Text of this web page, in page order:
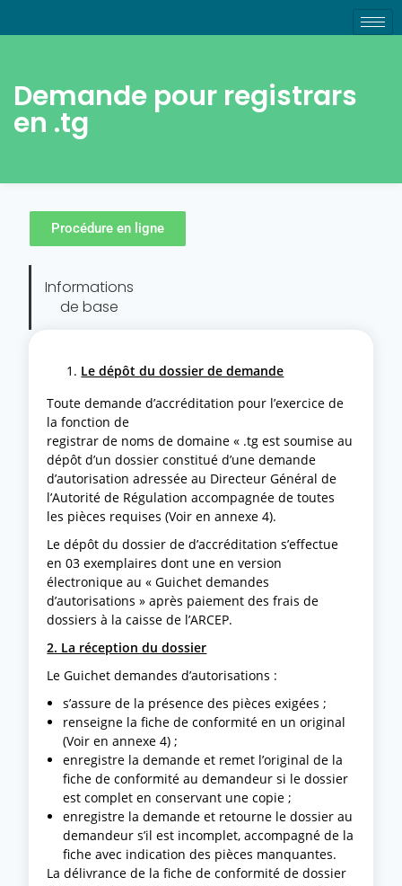
Demande pour registrars
en .tg
Procédure en ligne
Informations
de base
Le dépôt du dossier de demande
Toute demande d’accréditation pour l’exercice de
la fonction de
registrar de noms de domaine « .tg est soumise au
dépôt d’un dossier constitué d’une demande
d’autorisation adressée au Directeur Général de
l’Autorité de Régulation accompagnée de toutes
les pièces requises (Voir en annexe 4).
Le dépôt du dossier de d’accréditation s’effectue
en 03 exemplaires dont une en version
électronique au « Guichet demandes
d’autorisations » après paiement des frais de
dossiers à la caisse de l’ARCEP.
2. La réception du dossier
Le Guichet demandes d’autorisations :
s’assure de la présence des pièces exigées ;
renseigne la fiche de conformité en un original
(Voir en annexe 4) ;
enregistre la demande et remet l’original de la
fiche de conformité au demandeur si le dossier
est complet en conservant une copie ;
enregistre la demande et retourne le dossier au
demandeur s’il est incomplet, accompagné de la
fiche avec indication des pièces manquantes.
La délivrance de la fiche de conformité de dossier